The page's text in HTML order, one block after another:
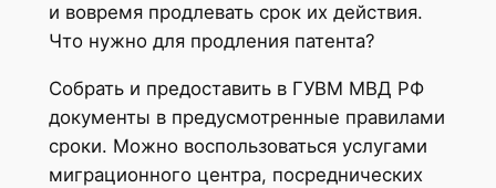
и вовремя продлевать срок их действия.
Что нужно для продления патента?
Собрать и предоставить в ГУВМ МВД РФ
документы в предусмотренные правилами
сроки. Можно воспользоваться услугами
миграционного центра, посреднических